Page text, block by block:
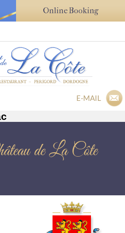
Online Booking
E-MAIL
de La Côte